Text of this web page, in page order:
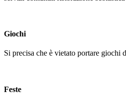
Giochi
Si precisa che è vietato portare giochi
Feste